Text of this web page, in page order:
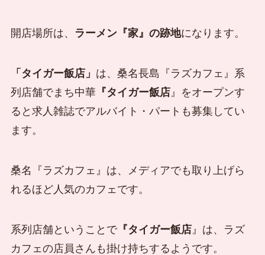
開店場所は、 ラーメン『家』の跡地になります。
「タイガー飯店」 は、桑名長島『ラズカフェ』系
列店舗でまち中華『タイガー飯店』をオープンす
ると求人雑誌でアルバイト・パートも募集してい
ます。
桑名『ラズカフェ』は、メディアでも取り上げら
れるほど人気のカフェです。
系列店舗ということで『タイガー飯店』は、ラズ
カフェの店員さんも掛け持ちするようです。